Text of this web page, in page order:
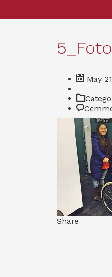
May
Share